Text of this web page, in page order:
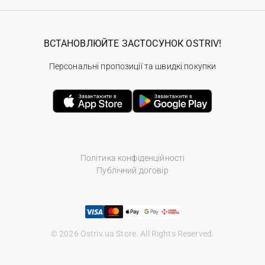
Політика конфіденційності
Публічний договір
© 2026 Ostriv.ua Store. All Rights Reserved.
ВСТАНОВЛЮЙТЕ ЗАСТОСУНОК OSTRIV!
Персональні пропозиції та швидкі покупки